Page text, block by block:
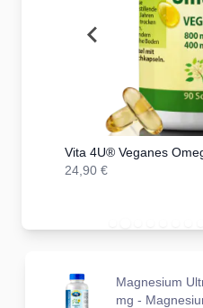
24,90 €
Magnesium
mg -